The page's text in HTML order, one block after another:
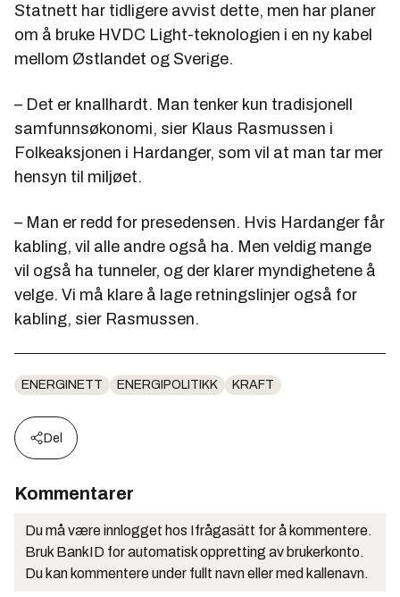
Statnett har tidligere avvist dette, men har planer
om å bruke HVDC Light-teknologien i en ny kabel
mellom Østlandet og Sverige.
– Det er knallhardt. Man tenker kun tradisjonell
samfunnsøkonomi, sier Klaus Rasmussen i
Folkeaksjonen i Hardanger, som vil at man tar mer
hensyn til miljøet.
– Man er redd for presedensen. Hvis Hardanger får
kabling, vil alle andre også ha. Men veldig mange
vil også ha tunneler, og der klarer myndighetene å
velge. Vi må klare å lage retningslinjer også for
kabling, sier Rasmussen.
ENERGINETT ENERGIPOLITIKK KRAFT
Del
Kommentarer
Du må være innlogget hos Ifrågasätt for å kommentere.
Bruk BankID for automatisk oppretting av brukerkonto.
Du kan kommentere under fullt navn eller med kallenavn.